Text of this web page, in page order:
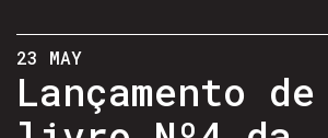
23 MAY
Lançamento de